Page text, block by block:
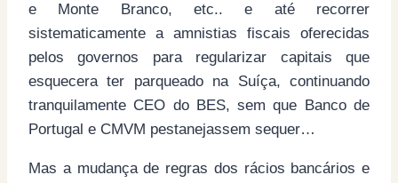
e Monte Branco, etc.. e até recorrer
sistematicamente a amnistias fiscais oferecidas
pelos governos para regularizar capitais que
esquecera ter parqueado na Suíça, continuando
tranquilamente CEO do BES, sem que Banco de
Portugal e CMVM pestanejassem sequer…
Mas a mudança de regras dos rácios bancários e